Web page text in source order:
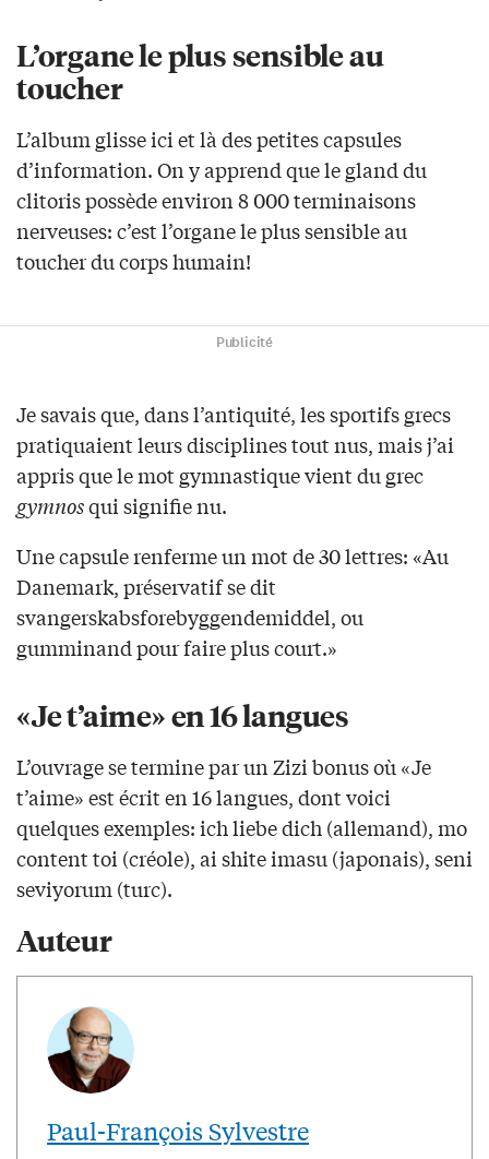
L’organe le plus sensible au
toucher
L’album glisse ici et là des petites capsules
d’information. On y apprend que le gland du
clitoris possède environ 8 000 terminaisons
nerveuses: c’est l’organe le plus sensible au
toucher du corps humain!
Publicité
Je savais que, dans l’antiquité, les sportifs grecs
pratiquaient leurs disciplines tout nus, mais j’ai
appris que le mot gymnastique vient du grec
gymnosqui signifie nu.
Une capsule renferme un mot de 30 lettres: «Au
Danemark, préservatif se dit
svangerskabsforebyggendemiddel, ou
gumminand pour faire plus court.»
«Je t’aime» en 16 langues
L’ouvrage se termine par un Zizi bonus où «Je
t’aime» est écrit en 16 langues, dont voici
quelques exemples: ich liebe dich (allemand), mo
content toi (créole), ai shite imasu (japonais), seni
seviyorum (turc).
Auteur
Paul-François Sylvestre